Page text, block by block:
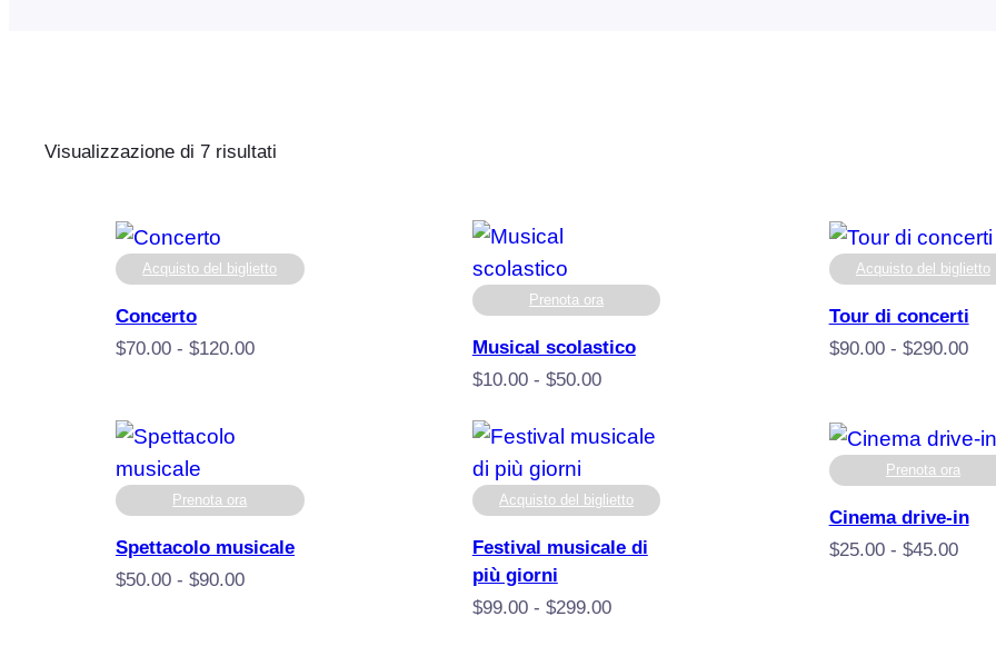
Visualizzazione di 7 risultati
Acquisto del biglietto
Concerto
$70.00 - $120.00Fascia
$120.00
Prenota ora
Musical scolastico
$10.00 - $50.00Fascia
prezzo:
$10.00
a
$50.00
Acquisto del biglietto
Tour di concerti
$90.00 - $290.00
da
a
Prenota ora
Spettacolo musicale
$50.00 - $90.00Fascia
Acquisto del biglietto
Festival musicale di
più giorni
$99.00 - $299.00Fascia
Prenota ora
Cinema drive-in
$25.00 - $45.00